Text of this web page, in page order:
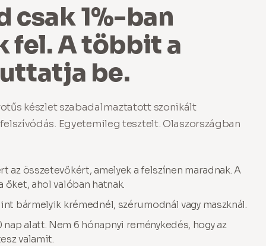
csak 1%-ban
fel. A többit a
be.
készlet szabadalmaztatott szonikált
Egyetemileg tesztelt. Olaszországban
az összetevőkért, amelyek a felszínen maradnak. A
ahol valóban hatnak.
bármelyik krémednél, szérumodnál vagy maszknál.
alatt. Nem 6 hónapnyi reménykedés, hogy az
valamit.